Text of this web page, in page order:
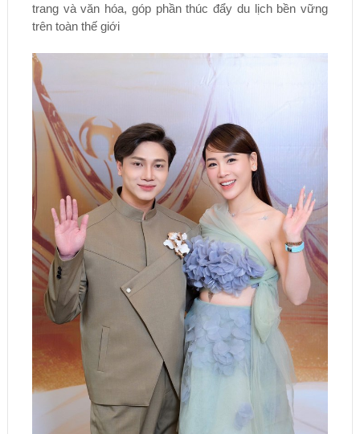
trang và văn hóa, góp phần thúc đẩy du lịch bền vững
trên toàn thế giới